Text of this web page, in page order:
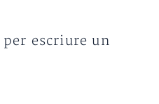
per escriure un